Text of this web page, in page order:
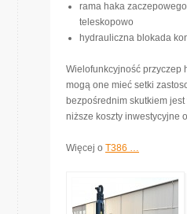
rama haka
teleskopowo
hydrauliczna blokada
Wielofunkcyjność przyczep
mogą one mieć setki
bezpośrednim skutkiem
niższe koszty inwestycyjne
Więcej o T386 …